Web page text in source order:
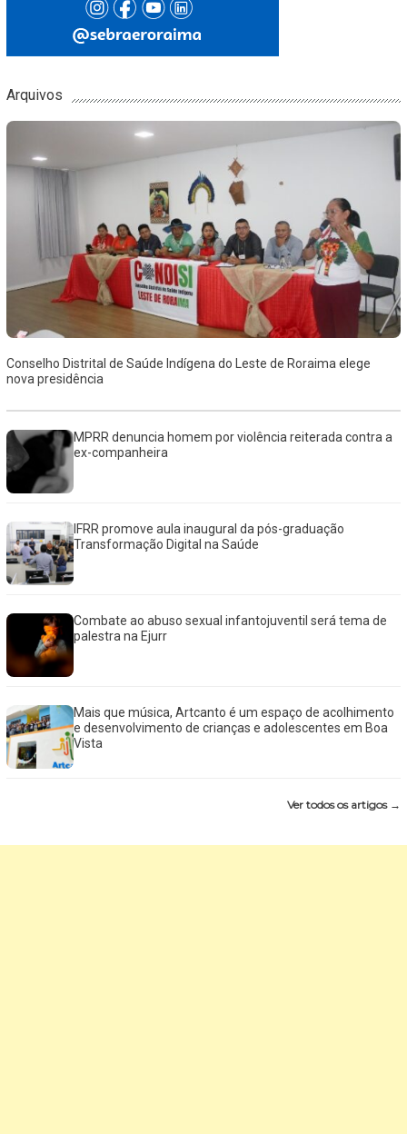
Arquivos
Conselho Distrital de Saúde Indígena do Leste de Roraima elege
nova presidência
MPRR denuncia homem por violência reiterada contra a
ex-companheira
IFRR promove aula inaugural da pós-graduação
Transformação Digital na Saúde
Combate ao abuso sexual infantojuventil será tema de
palestra na Ejurr
Mais que música, Artcanto é um espaço de acolhimento
e desenvolvimento de crianças e adolescentes em Boa
Vista
Ver todos os artigos →